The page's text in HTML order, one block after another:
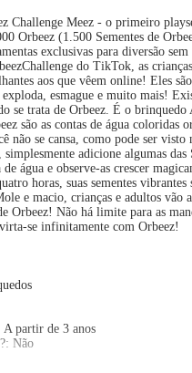
Challenge Meez - o primeiro
Orbeez (1.500 Sementes de
exclusivas para diversão sem
do TikTok, as
aos que vêem online! Eles
exploda, esmague e muito mais!
se trata de Orbeez. É o
são as contas de água coloridas
não se cansa, como pode ser
adicione algumas das
água e observe-as crescer
horas, suas sementes vibrantes
e macio, crianças e adultos vão
Orbeez! Não há limite para as
se infinitamente com Orbeez!
A partir de 3 anos
Não